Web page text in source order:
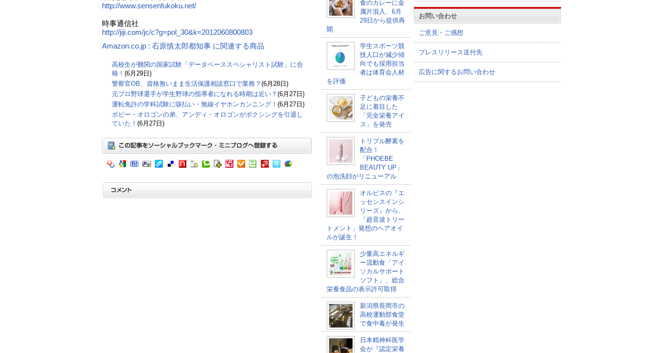
http://www.sensenfukoku.net/
時事通信社
http://jiji.com/jc/c?g=pol_30&k=2012060800803
Amazon.co.jp : 石原慎太郎都知事 に関連する商品
高校生が難関の国家試験「データベーススペシャリスト試験」に合
格！ (6月29日)
警察官OB、資格無いまま生活保護相談窓口で業務？ (6月28日)
元プロ野球選手が学生野球の指導者になれる時期は近い？ (6月27日)
運転免許の学科試験に咳払い・無線イヤホンカンニング！ (6月27日)
ボビー・オロゴンの弟、アンディ・オロゴンがボクシングを引退し
ていた！ (6月27日)
食のカレーに金
属片混入、6月
29日から提供再
開
学生スポーツ競
技人口が減少傾
向でも採用担当
者は体育会人材
を評価
子どもの栄養不
足に着目した
「完全栄養アイ
ス」を発売
トリプル酵素を
配合！
「PHOEBE
BEAUTY UP」
の泡洗顔がリニューアル
オルビスの『エ
ッセンスインシ
リーズ』から、
「超音波トリー
トメント」発想のヘアオイ
ルが誕生！
少量高エネルギ
ー流動食「アイ
ソカルサポート
ソフト」、総合
栄養食品の表示許可取得
新潟県長岡市の
高校運動部食堂
で食中毒が発生
日本精神科医学
会が『認定栄養
お問い合わせ
ご意見・ご感想
プレスリリース送付先
広告に関するお問い合わせ